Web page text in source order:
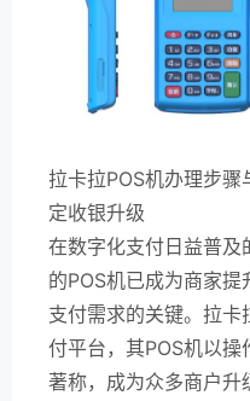
拉卡拉POS机办理步
定收银升级
在数字化支付日益普及
的POS机已成为商家
支付需求的关键。拉
付平台，其POS机以
著称，成为众多商户升